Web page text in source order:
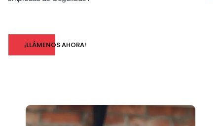
¡LLÁMENOS AHORA!